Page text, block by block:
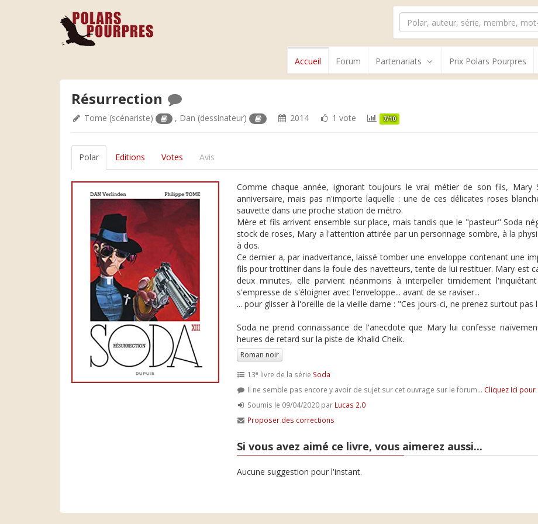
Accueil Forum Partenariats Prix Polars Pourpres
Résurrection
Tome (scénariste) , Dan (dessinateur) 2014 1 vote 7/10
Polar Editions Votes Avis
Comme chaque année, ignorant toujours le vrai métier de son fils,
anniversaire, mais pas n'importe laquelle : une de ces délicates roses
sauvette dans une proche station de métro.
Mère et fils arrivent ensemble sur place, mais tandis que le "pasteur" Soda
stock de roses, Mary a l'attention attirée par un personnage sombre, à la
à dos.
Ce dernier a, par inadvertance, laissé tomber une enveloppe contenant une
fils pour trottiner dans la foule des navetteurs, tente de lui restituer. Mary est
deux minutes, elle parvient néanmoins à interpeller timidement
s'empresse de s'éloigner avec l'enveloppe... avant de se raviser...
... pour glisser à l'oreille de la vieille dame : "Ces jours-ci, ne prenez surtout pas
Soda ne prend connaissance de l'anecdote que Mary lui confesse
heures de retard sur la piste de Khalid Cheik.
Roman noir
13e livre de la série Soda
Il ne semble pas encore y avoir de sujet sur cet ouvrage sur le forum... Cliquez ici pour
Soumis le 09/04/2020 par Lucas 2.0
Proposer des corrections
Si vous avez aimé ce livre, vous aimerez aussi...
Aucune suggestion pour l'instant.